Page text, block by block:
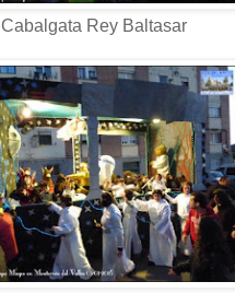
Cabalgata Rey Baltasar